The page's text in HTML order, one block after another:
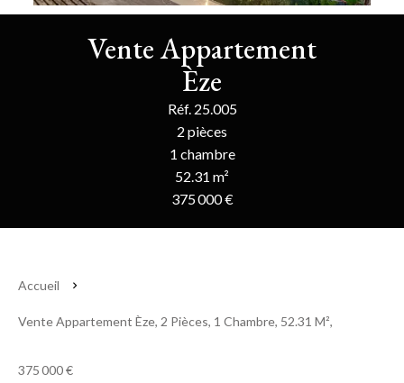
Vente Appartement
Èze
Réf. 25.005
2 pièces
1 chambre
52.31 m²
375 000 €
Accueil
Vente Appartement Èze, 2 Pièces, 1 Chambre, 52.31 M²,
375 000 €